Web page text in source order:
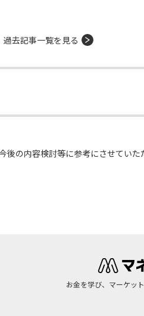
過去記事一覧を見る
の内容検討等に参考にさせていた
お金を学び、マーケッ